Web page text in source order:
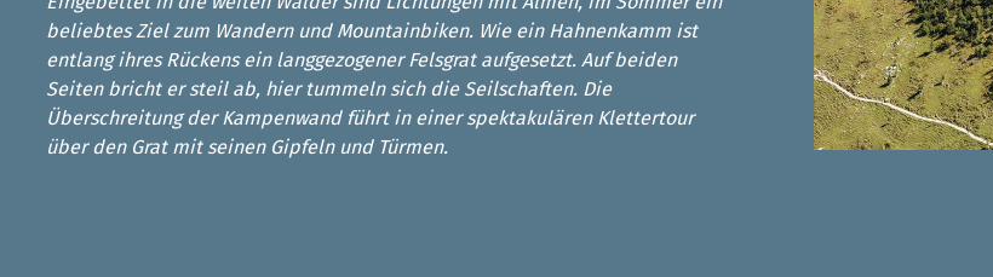
beliebtes Ziel zum Wandern und Mountainbiken. Wie ein Hahnenkamm ist
entlang ihres Rückens ein langgezogener Felsgrat aufgesetzt. Auf beiden
Seiten bricht er steil ab, hier tummeln sich die Seilschaften. Die
Überschreitung der Kampenwand führt in einer spektakulären Klettertour
über den Grat mit seinen Gipfeln und Türmen.